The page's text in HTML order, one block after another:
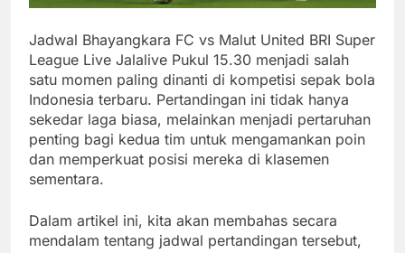
Jadwal Bhayangkara FC vs Malut United BRI Super
League Live Jalalive Pukul 15.30 menjadi salah
satu momen paling dinanti di kompetisi sepak bola
Indonesia terbaru. Pertandingan ini tidak hanya
sekedar laga biasa, melainkan menjadi pertaruhan
penting bagi kedua tim untuk mengamankan poin
dan memperkuat posisi mereka di klasemen
sementara.
Dalam artikel ini, kita akan membahas secara
mendalam tentang jadwal pertandingan tersebut,